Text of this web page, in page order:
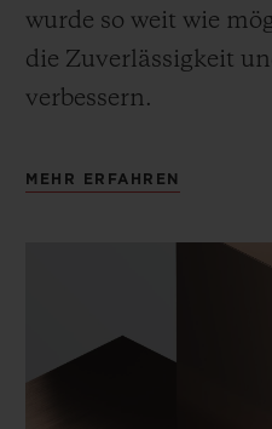
wurde so weit wie
die Zuverlässigkeit
verbessern.
MEHR ERFAHREN